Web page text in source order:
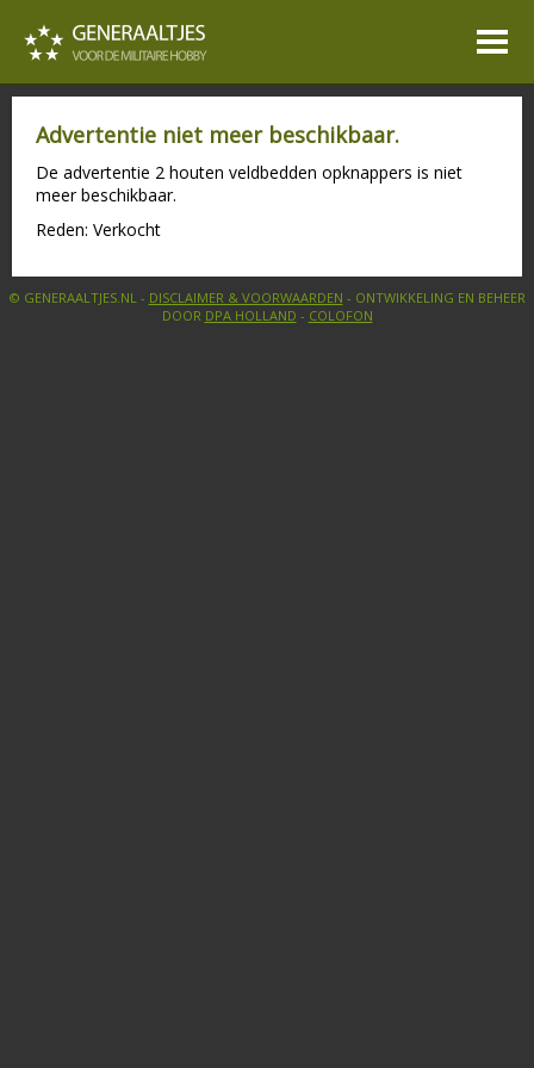
Advertentie niet meer beschikbaar.
De advertentie 2 houten veldbedden opknappers is niet
meer beschikbaar.
Reden: Verkocht
© GENERAALTJES.NL - DISCLAIMER & VOORWAARDEN - ONTWIKKELING EN BEHEER
DOOR DPA HOLLAND - COLOFON